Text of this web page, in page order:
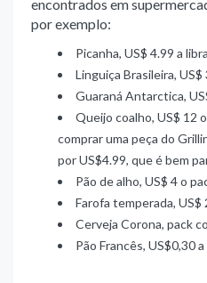
encontrados em
por exemplo:
Picanha, US$ 4.99 a libra
Linguiça Brasileira, US$
Guaraná Antarctica,
Queijo coalho, US$ 12
comprar uma peça do
por US$4.99, que é bem
Pão de alho, US$ 4 o
Farofa temperada, US$
Cerveja Corona, pack
Pão Francês, US$0,30